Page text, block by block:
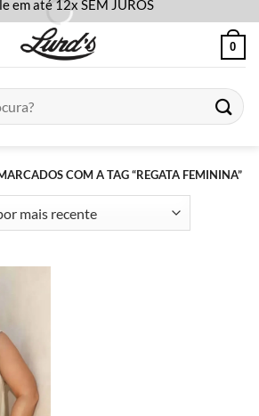
em até 12x SEM JUROS
0
COM A TAG “REGATA FEMININA”